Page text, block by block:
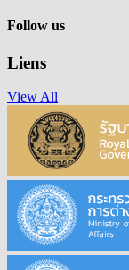
Follow us
Liens
View All